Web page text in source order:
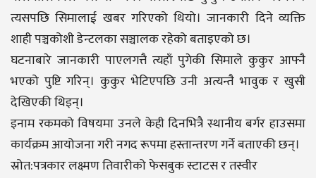
त्यसपछि सिमालाई खबर गरिएको थियो। जानकारी दिने व्यक्ति
शाही पञ्चकोशी डेन्टलका सञ्चालक रहेको बताइएको छ।
घटनाबारे जानकारी पाएलगत्तै त्यहाँ पुगेकी सिमाले कुकुर आफ्नै
भएको पुष्टि गरिन्। कुकुर भेटिएपछि उनी अत्यन्तै भावुक र खुसी
देखिएकी थिइन्।
इनाम रकमको विषयमा उनले केही दिनभित्रै स्थानीय बर्गर हाउसमा
कार्यक्रम आयोजना गरी नगद रूपमा हस्तान्तरण गर्ने बताएकी छन्।
स्रोत:पत्रकार लक्ष्मण तिवारीको फेसबुक स्टाटस र तस्वीर